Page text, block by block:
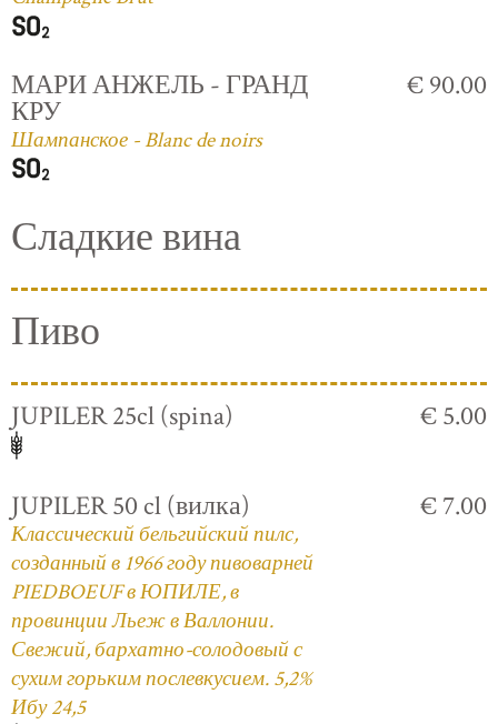
МАРИ АНЖЕЛЬ - ГРАНД
КРУ
Шампанское - Blanc de noirs
€ 90.00
Сладкие вина
Пиво
JUPILER 25cl (spina) € 5.00
JUPILER 50 cl (вилка)
Классический бельгийский пилс,
созданный в 1966 году пивоварней
PIEDBOEUF в ЮПИЛЕ, в
провинции Льеж в Валлонии.
Свежий, бархатно-солодовый с
сухим горьким послевкусием. 5,2%
Ибу 24,5
€ 7.00